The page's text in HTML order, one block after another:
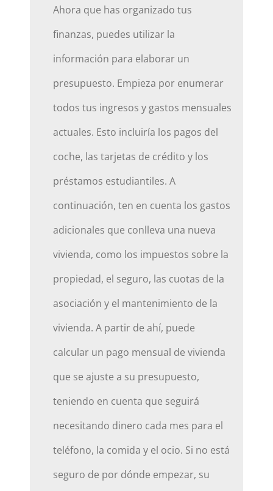
Ahora que has organizado tus
finanzas, puedes utilizar la
información para elaborar un
presupuesto. Empieza por enumerar
todos tus ingresos y gastos mensuales
actuales. Esto incluiría los pagos del
coche, las tarjetas de crédito y los
préstamos estudiantiles. A
continuación, ten en cuenta los gastos
adicionales que conlleva una nueva
vivienda, como los impuestos sobre la
propiedad, el seguro, las cuotas de la
asociación y el mantenimiento de la
vivienda. A partir de ahí, puede
calcular un pago mensual de vivienda
que se ajuste a su presupuesto,
teniendo en cuenta que seguirá
necesitando dinero cada mes para el
teléfono, la comida y el ocio. Si no está
seguro de por dónde empezar, su